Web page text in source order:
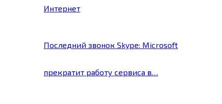
Интернет
Последний звонок Skype: Microsoft
прекратит работу сервиса в…